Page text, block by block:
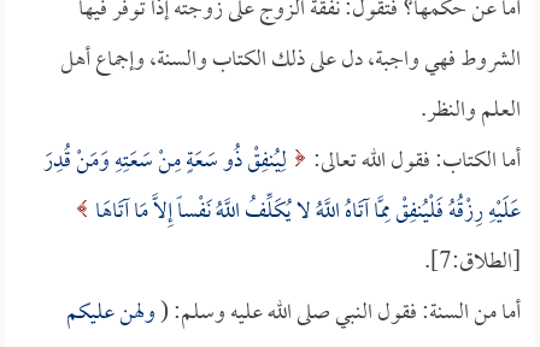
أما عن حكمها؟ فتقول: نفقة الزوج على زوجته إذا توفر فيها
الشروط فهي واجبة، دل على ذلك الكتاب والسنة، وإجماع أهل
العلم والنظر.
أما الكتاب: فقول الله تعالى:
لِيُنفِقْ ذُو سَعَةٍ مِنْ سَعَتِهِ وَمَنْ قُدِرَ
عَلَيْهِ رِزْقُهُ فَلْيُنفِقْ مِمَّا آتَاهُ اللَّهُ لا يُكَلِّفُ اللَّهُ نَفْساً إِلاَّ مَا آتَاهَا
[الطلاق:7].
أما من السنة: فقول النبي صلى الله عليه وسلم: (ولهن عليكم